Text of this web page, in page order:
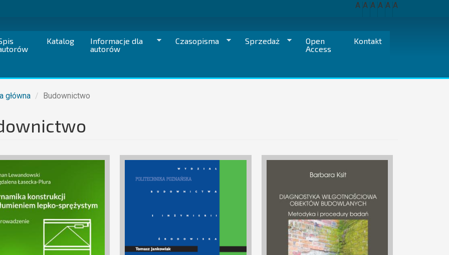
A A A A A A
Katalog
Informacje dla
autorów
Czasopisma Sprzedaż
Open
Access
Kontakt
główna Budownictwo